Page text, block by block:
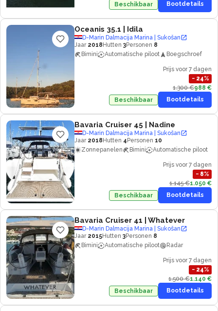
Beschikbaar
Bootdetails
Oceanis 35.1 | Idila
D-Marin Dalmacija Marina | Sukošan
Jaar 2018 Hutten 3Personen 8
Bimini
Automatische piloot Boegschroef
Prijs voor 7 dagen
− 24%
1.300 €988 €
Beschikbaar
Bootdetails
Bavaria Cruiser 45 | Nadine
D-Marin Dalmacija Marina | Sukošan
Jaar 2018 Hutten 4 Personen 10
Zonnepanelen
Bimini Automatische piloot
Prijs voor 7 dagen
− 8%
1.145 €1.050 €
Beschikbaar
Bootdetails
Bavaria Cruiser 41 | Whatever
D-Marin Dalmacija Marina | Sukošan
Jaar 2015Hutten 3Personen 8
Bimini
Automatische piloot Radar
Prijs voor 7 dagen
− 24%
1.500 €1.140 €
Beschikbaar
Bootdetails